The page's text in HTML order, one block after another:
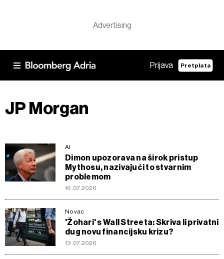
Prijava Pretplata
JP Morgan
AI
Dimon upozorava na širok pristup
Mythosu, nazivajući to stvarnim
problemom
16.07.2026
Novac
'Žohari' s Wall Streeta: Skriva li privatni
dug novu financijsku krizu?
13.07.2026